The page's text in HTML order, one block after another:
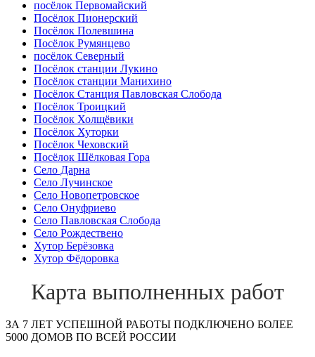
посёлок Первомайский
Посёлок Пионерский
Посёлок Полевшина
Посёлок Румянцево
посёлок Северный
Посёлок станции Лукино
Посёлок станции Манихино
Посёлок Станция Павловская Слобода
Посёлок Троицкий
Посёлок Холщёвики
Посёлок Хуторки
Посёлок Чеховский
Посёлок Шёлковая Гора
Село Дарна
Село Лучинское
Село Новопетровское
Село Онуфриево
Село Павловская Слобода
Село Рождествено
Хутор Берёзовка
Хутор Фёдоровка
Карта выполненных работ
ЗА 7 ЛЕТ УСПЕШНОЙ РАБОТЫ ПОДКЛЮЧЕНО БОЛЕЕ
5000 ДОМОВ ПО ВСЕЙ РОССИИ